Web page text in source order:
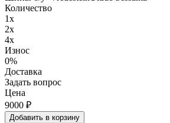
Количество
1x
2x
4x
Износ
0%
Доставка
Задать вопрос
Цена
9000 ₽
Добавить в корзину